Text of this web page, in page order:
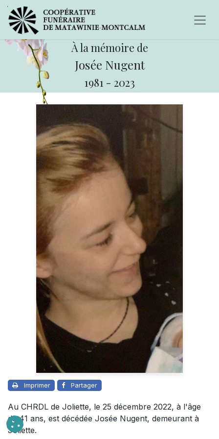
À la mémoire de
Josée Nugent
1981 - 2023
Imprimer Partager
Au CHRDL de Joliette, le 25 décembre 2022, à l'âge
de 41 ans, est décédée Josée Nugent, demeurant à
Joliette.